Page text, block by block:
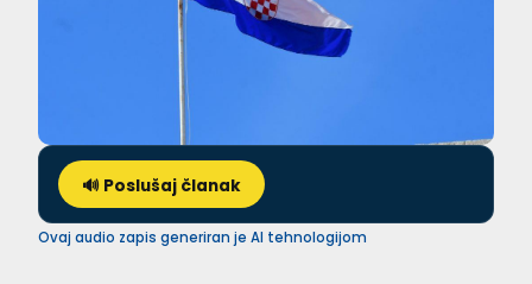
🔊 Poslušaj članak
Ovaj audio zapis generiran je AI tehnologijom